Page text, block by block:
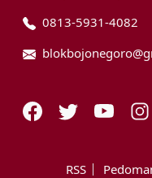
0813-5931-4082
RSS